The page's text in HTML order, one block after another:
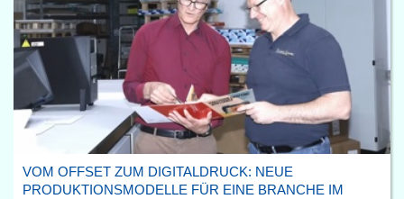
VOM OFFSET ZUM DIGITALDRUCK: NEUE
PRODUKTIONSMODELLE FÜR EINE BRANCHE IM